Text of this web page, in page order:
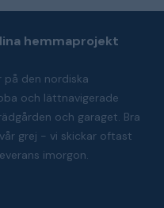
hemmaprojekt
på den nordiska
och lättnavigerade
och garaget. Bra
grej - vi skickar oftast
imorgon.